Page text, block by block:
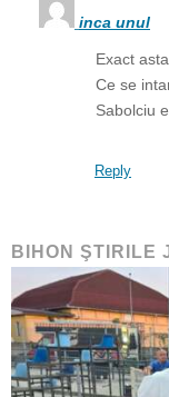
inca unul
Exact
Ce se
Sabolciu
Reply
BIHON ŞTIRILE